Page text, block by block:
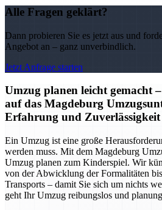
Alle Fragen geklärt?
Dann probieren Sie es jetzt aus und
Angebot an – ganz unverbindlich.
Jetzt Anfrage starten
Umzug planen leicht gemacht –
auf das Magdeburg
Erfahrung und Zuverlässigkeit
Ein Umzug ist eine große
werden muss. Mit dem Magdeburg
Umzug planen zum Kinderspiel. Wir
von der Abwicklung der Formalitäten
Transports – damit Sie sich um nichts
geht Ihr Umzug reibungslos und